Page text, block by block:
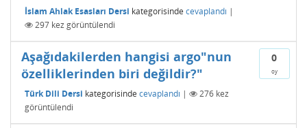
İslam Ahlak Esasları Dersi kategorisinde cevaplandı |
297 kez görüntülendi
0
oy
Aşağıdakilerden hangisi argo"nun
özelliklerinden biri değildir?"
Türk Dili Dersi kategorisinde cevaplandı | 276 kez
görüntülendi